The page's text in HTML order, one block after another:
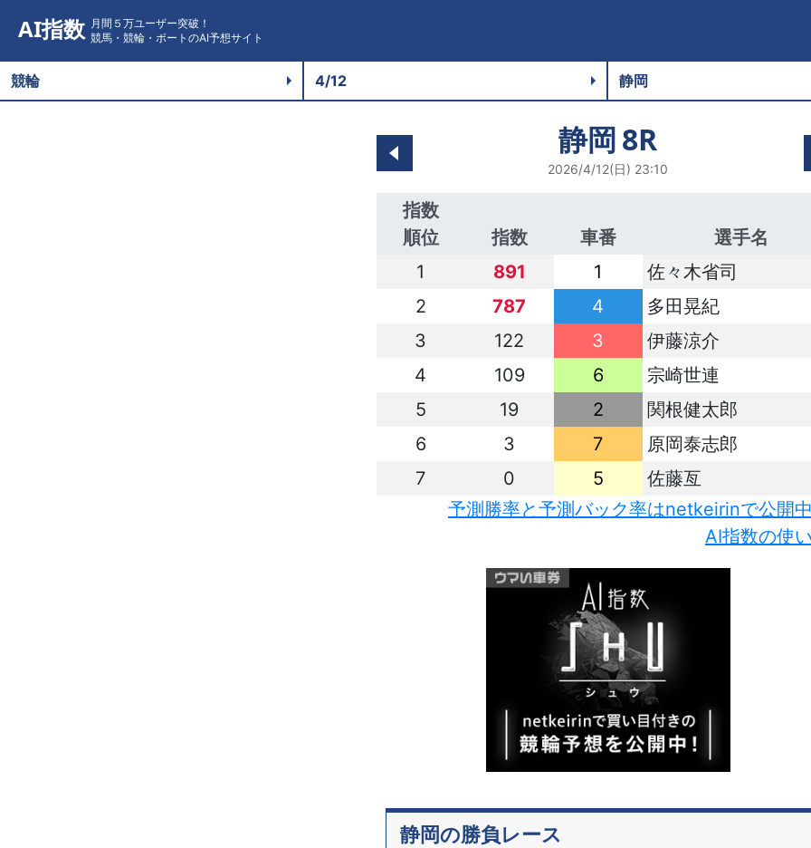
AI指数 月間５万ユーザー突破！
競馬・競輪・ボートのAI予想サイト
静岡8R
2026/4/12(日) 23:10
指数
順位
指数 車番
選手名
1
891 1
佐々木省司
2
787 4
多田晃紀
3
122 3
伊藤涼介
4
109 6
宗崎世連
5
19 2
関根健太郎
6
3 7
原岡泰志郎
7
0 5
佐藤亙
予測勝率と予測バック率はnetkeirinで公開
AI指数の使
静岡の勝負レース